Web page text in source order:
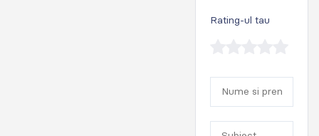
Rating-ul tau